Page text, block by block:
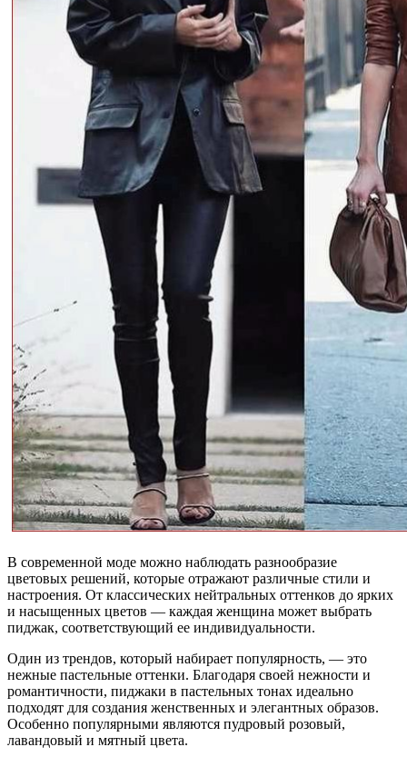
В современной моде можно наблюдать разнообразие
цветовых решений, которые отражают различные стили и
настроения. От классических нейтральных оттенков до ярких
и насыщенных цветов — каждая женщина может выбрать
пиджак, соответствующий ее индивидуальности.
Один из трендов, который набирает популярность, — это
нежные пастельные оттенки. Благодаря своей нежности и
романтичности, пиджаки в пастельных тонах идеально
подходят для создания женственных и элегантных образов.
Особенно популярными являются пудровый розовый,
лавандовый и мятный цвета.